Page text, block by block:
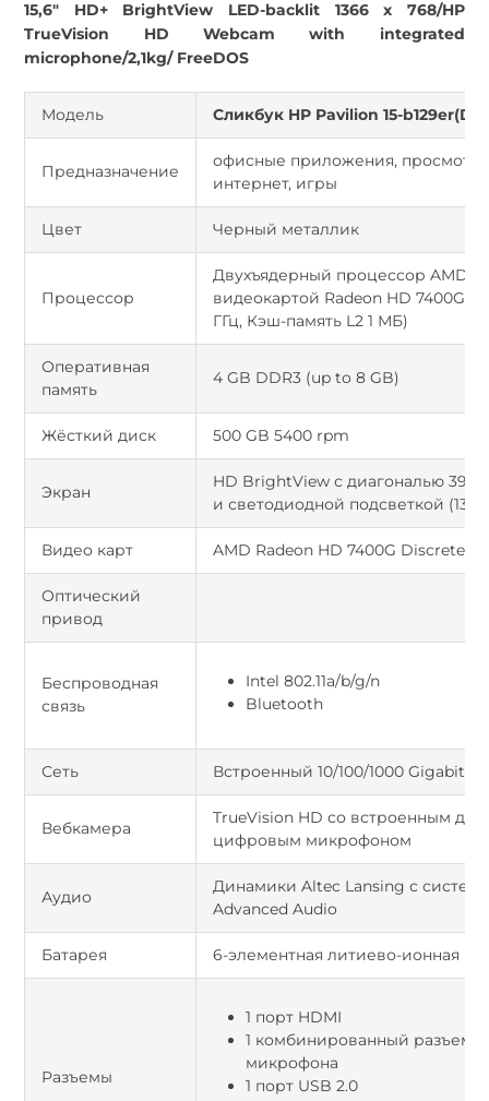
15,6" HD+ BrightView LED-backlit 1366 x 768/HP
TrueVision HD Webcam with integrated
microphone/2,1kg/ FreeDOS
Модель Сликбук HP Pavilion 15-
Предназначение
офисные приложения, просмотр
интернет, игры
Цвет Черный металлик
Процессор
Двухъядерный процессор AMD
видеокартой Radeon HD 7400G
ГГц, Кэш-память L2 1 МБ)
Оперативная
память
4 GB DDR3 (up to 8 GB)
Жёсткий диск 500 GB 5400 rpm
Экран
HD BrightView с диагональю 39,6
и светодиодной подсветкой
Видео карт AMD Radeon HD 7400G Discrete-
Оптический
привод
Беспроводная
связь
Intel 802.11a/b/g/n
Bluetooth
Сеть Встроенный 10/100/1000 Gigabit
Вебкамера
TrueVision HD со встроенным
цифровым микрофоном
Аудио
Динамики Altec Lansing с
Advanced Audio
Батарея 6-элементная литиево-ионная
Разъемы
1 порт HDMI
1 комбинированный разъем
микрофона
1 порт USB 2.0